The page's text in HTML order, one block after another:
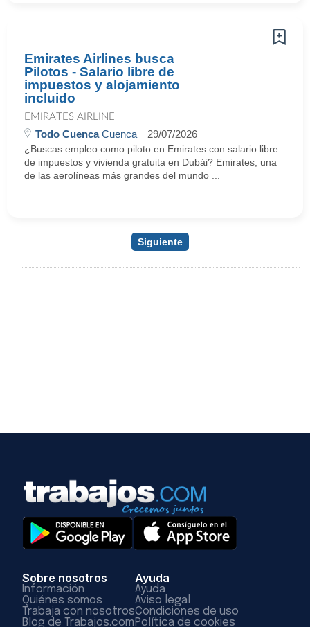
Emirates Airlines busca
Pilotos - Salario libre de
impuestos y alojamiento
incluido
EMIRATES AIRLINE
Todo CuencaCuenca 29/07/2026
¿Buscas empleo como piloto en Emirates con salario libre
de impuestos y vivienda gratuita en Dubái? Emirates, una
de las aerolíneas más grandes del mundo ...
Siguiente
Sobre nosotros
Información
Quiénes somos
Trabaja con nosotros
Blog de Trabajos.com
Ayuda
Ayuda
Aviso legal
Condiciones de uso
Política de cookies